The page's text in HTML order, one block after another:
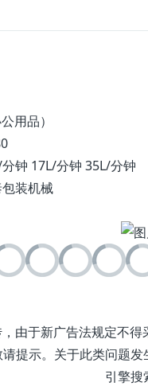
用品）
钟 17L/分钟 35L/分钟
装机械
由于新广告法规定不
提示。关于此类问题
引擎搜